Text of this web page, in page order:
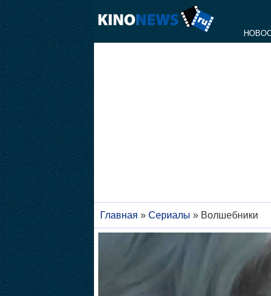
Главная » Сериалы » Волшебники